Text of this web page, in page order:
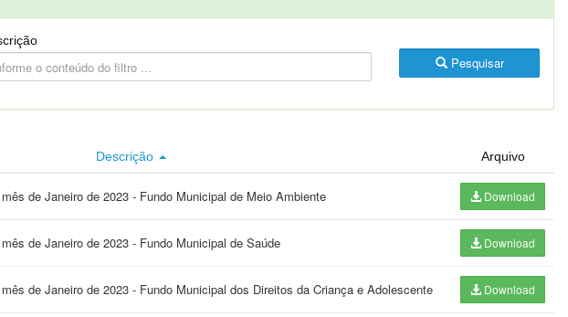
Pesquisar
Descrição Arquivo
de Janeiro de 2023 - Fundo Municipal de Meio Ambiente Download
de Janeiro de 2023 - Fundo Municipal de Saúde Download
de Janeiro de 2023 - Fundo Municipal dos Direitos da Criança e Adolescente Download